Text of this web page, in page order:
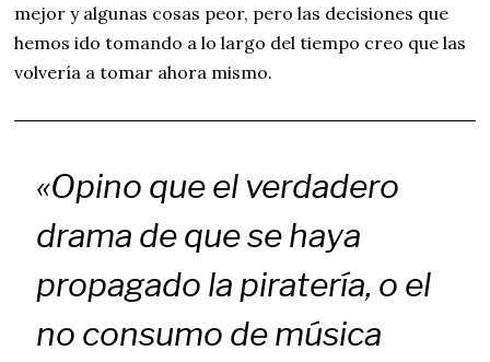
mejor y algunas cosas peor, pero las decisiones que
hemos ido tomando a lo largo del tiempo creo que las
volvería a tomar ahora mismo.
«Opino que el verdadero
drama de que se haya
propagado la piratería, o el
no consumo de música